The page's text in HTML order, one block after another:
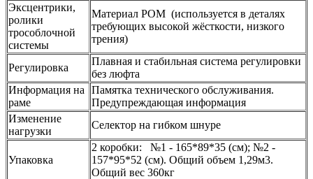
Эксцентрики,
ролики
трособлочной
системы
Материал POM (используется в деталях
требующих высокой жёсткости, низкого
трения)
Регулировка
Плавная и стабильная система регулировки
без люфта
Информация на
раме
Памятка технического обслуживания.
Предупреждающая информация
Изменение
нагрузки
Селектор на гибком шнуре
Упаковка
2 коробки: №1 - 165*89*35 (см); №2 -
157*95*52 (см). Общий объем 1,29м3.
Общий вес 360кг